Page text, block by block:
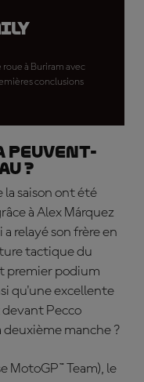
roue à Buriram avec
conclusions
peuvent-
?
la saison ont été
à Alex Márquez
relayé son frère en
tactique du
premier podium
qu'une excellente
Pecco
deuxième manche ?
MotoGP™ Team), le